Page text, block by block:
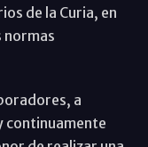
de la Curia, en
normas
a
continuamente